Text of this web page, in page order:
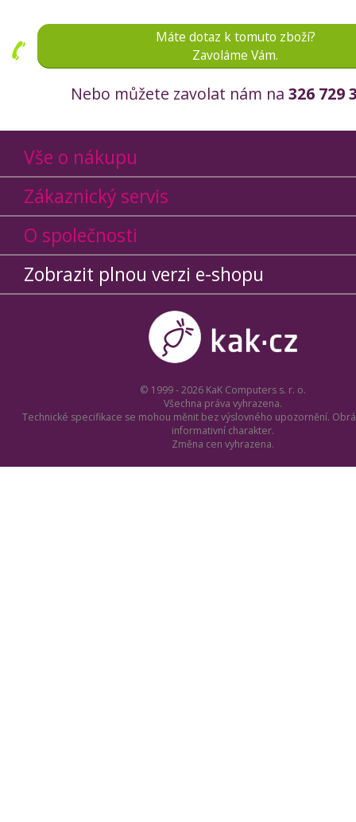
Máte dotaz k tomuto zboží?
Zavoláme Vám.
Nebo můžete zavolat nám na 326 729
Vše o nákupu
Zákaznický servis
O společnosti
Zobrazit plnou verzi e-shopu
© 1999 - 2026 KaK Computers s. r. o.
Všechna práva vyhrazena.
Technické specifikace se mohou měnit bez výslovného upozornění.
informativní charakter.
Změna cen vyhrazena.